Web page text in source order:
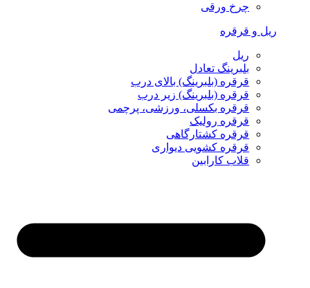
چرخ ورقی
ریل و قرقره
ریل
بلبرینگ تعادل
قرقره (بلبرینگ) بالای درب
قرقره (بلبرینگ) زیر درب
قرقره بکسلی، ورزشی، پرچمی
قرقره رولیک
قرقره کشتارگاهی
قرقره کشویی دیواری
قلاب کارابین